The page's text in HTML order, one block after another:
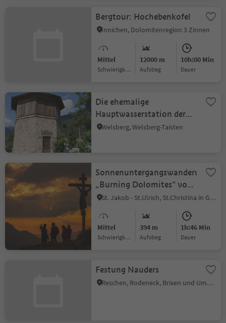
Bergtour: Hochebenkofel
Innichen, Dolomitenregion 3 Zinnen
Mittel
Schwierigkeitsgrad
12000 m
Aufstieg
10h:00 Min
Dauer
Die ehemalige
Hauptwasserstation der
Südbahn
Welsberg, Welsberg-Taisten
Sonnenuntergangswanderung
„Burning Dolomites“ von
der Aussichtsterrasse
St. Jakob - St.Ulrich, St.Christina in Gröden, Dolomitenregion Gröden
Mittel
Schwierigkeitsgrad
394 m
Aufstieg
1h:46 Min
Dauer
Festung Nauders
Reschen, Rodeneck, Brixen und Umgebung